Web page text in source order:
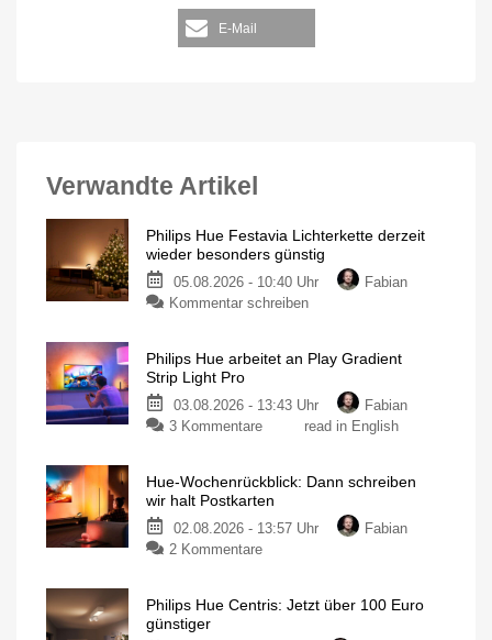
E-Mail
Verwandte Artikel
Philips Hue Festavia Lichterkette derzeit
wieder besonders günstig
05.08.2026 - 10:40 Uhr
Fabian
Kommentar schreiben
Philips Hue arbeitet an Play Gradient
Strip Light Pro
03.08.2026 - 13:43 Uhr
Fabian
3 Kommentare
read in English
Hue-Wochenrückblick: Dann schreiben
wir halt Postkarten
02.08.2026 - 13:57 Uhr
Fabian
2 Kommentare
Philips Hue Centris: Jetzt über 100 Euro
günstiger